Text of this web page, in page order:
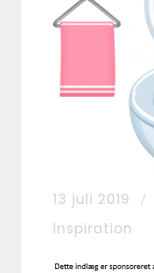
13 juli 2019
Inspiration